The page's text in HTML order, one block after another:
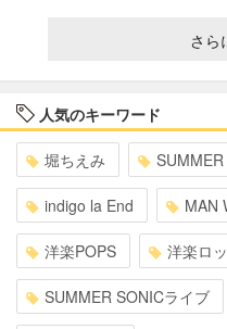
さら
人気のキーワード
堀ちえみ
indigo la End MAN
洋楽POPS 洋楽ロ
SUMMER SONICライブ